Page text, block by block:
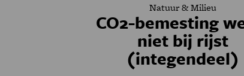
Natuur & Milieu
CO2-bemesting
niet bij rijst
(integendeel)